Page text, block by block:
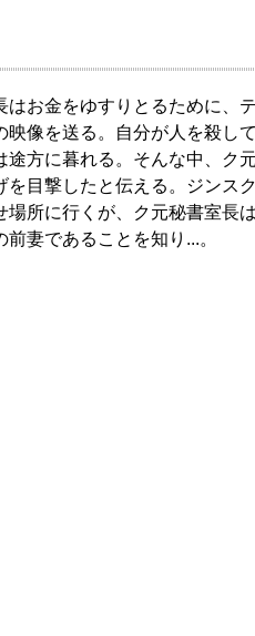
はお金をゆすりとるために、
映像を送る。自分が人を殺し
途方に暮れる。そんな中、ク
を目撃したと伝える。ジンス
場所に行くが、ク元秘書室長
前妻であることを知り...。